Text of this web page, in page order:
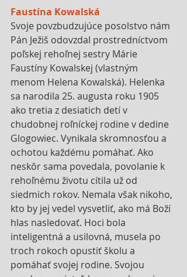
Faustína Kowalská
Svoje povzbudzujúce posolstvo nám
Pán Ježiš odovzdal prostredníctvom
poľskej rehoľnej sestry Márie
Faustíny Kowalskej (vlastným
menom Helena Kowalská). Helenka
sa narodila 25. augusta roku 1905
ako tretia z desiatich detí v
chudobnej roľníckej rodine v dedine
Glogowiec. Vynikala skromnosťou a
ochotou každému pomáhať. Ako
neskôr sama povedala, povolanie k
rehoľnému životu cítila už od
siedmich rokov. Nemala však nikoho,
kto by jej vedel vysvetliť, ako má Boží
hlas nasledovať. Hoci bola
inteligentná a usilovná, musela po
troch rokoch opustiť školu a
pomáhať svojej rodine. Svojou